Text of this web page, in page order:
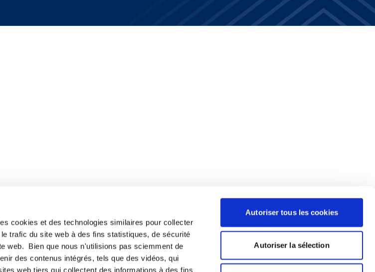
cookies et des technologies similaires pour collecter
trafic du site web à des fins statistiques, de sécurité
web. Bien que nous n'utilisions pas sciemment de
des contenus intégrés, tels que des vidéos, qui
web tiers qui collectent des informations à des fins
Autoriser tous les cookies
Autoriser la sélection